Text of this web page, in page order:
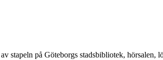
stapeln på Göteborgs stadsbibliotek,